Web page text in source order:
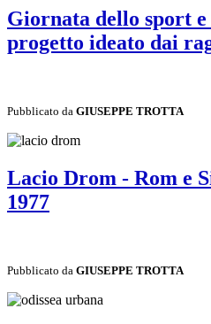
Giornata dello sport
progetto ideato dai
Pubblicato da GIUSEPPE TROTTA
Lacio Drom - Rom e
1977
Pubblicato da GIUSEPPE TROTTA